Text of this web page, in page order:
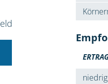
niedrig